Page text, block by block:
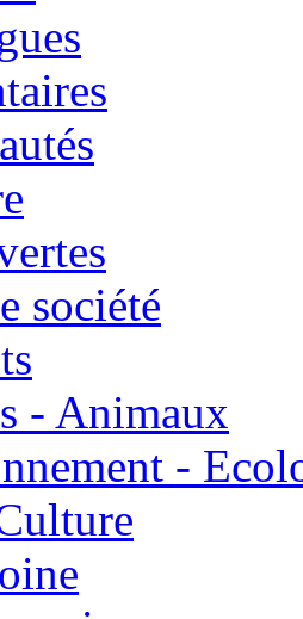
société
- Animaux
-